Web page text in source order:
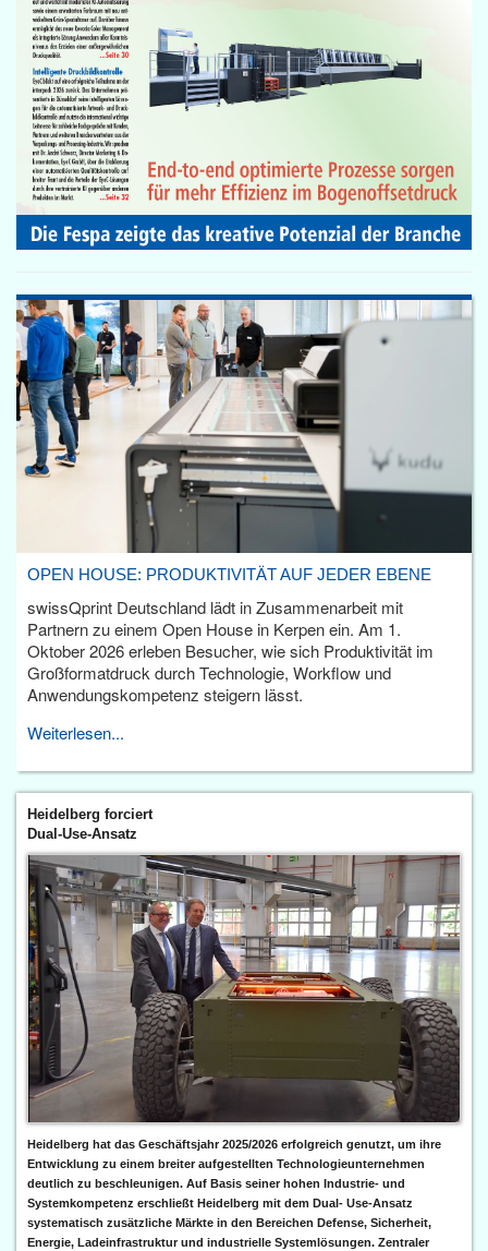
OPEN HOUSE: PRODUKTIVITÄT AUF JEDER EBENE
swissQprint Deutschland lädt in Zusammenarbeit mit
Partnern zu einem Open House in Kerpen ein. Am 1.
Oktober 2026 erleben Besucher, wie sich Produktivität im
Großformatdruck durch Technologie, Workflow und
Anwendungskompetenz steigern lässt.
Weiterlesen...
Heidelberg forciert
Dual-Use-Ansatz
Heidelberg hat das Geschäftsjahr 2025/2026 erfolgreich genutzt, um ihre
Entwicklung zu einem breiter aufgestellten Technologieunternehmen
deutlich zu beschleunigen. Auf Basis seiner hohen Industrie- und
Systemkompetenz erschließt Heidelberg mit dem Dual- Use-Ansatz
systematisch zusätzliche Märkte in den Bereichen Defense, Sicherheit,
Energie, Ladeinfrastruktur und industrielle Systemlösungen. Zentraler